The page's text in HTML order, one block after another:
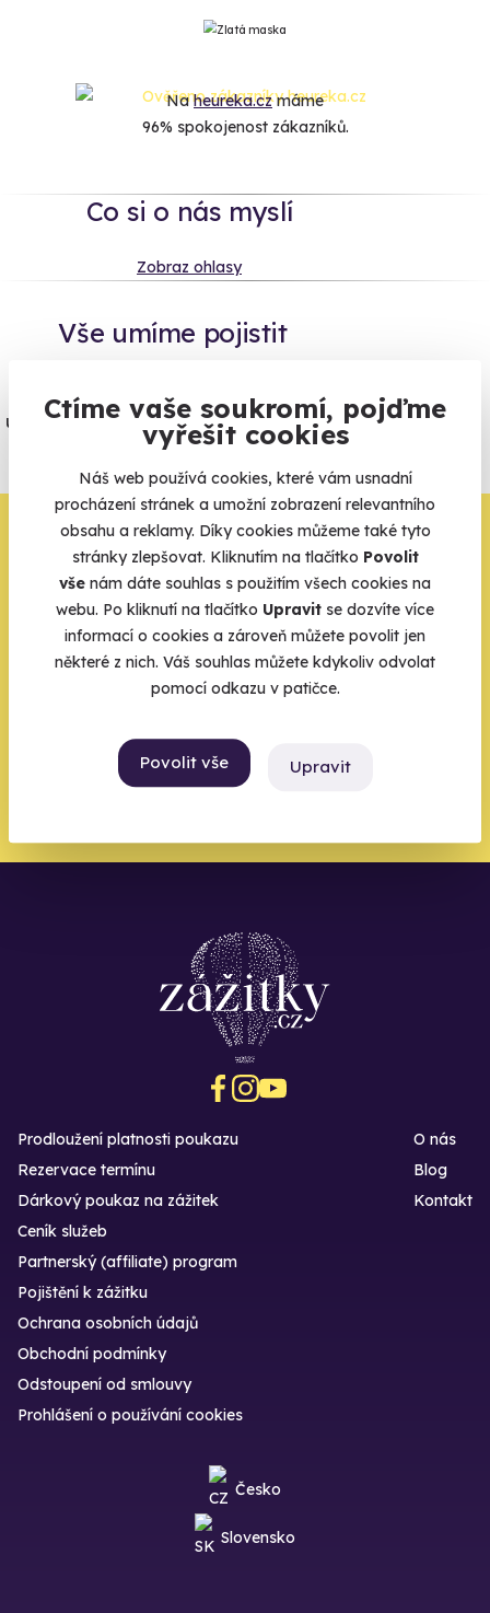
Ctíme vaše soukromí, pojďme
vyřešit cookies
Náš web používá cookies, které vám usnadní
procházení stránek a umožní zobrazení relevantního
obsahu a reklamy. Díky cookies můžeme také tyto
stránky zlepšovat. Kliknutím na tlačítko Povolit
vše nám dáte souhlas s použitím všech cookies na
webu. Po kliknutí na tlačítko Upravit se dozvíte více
informací o cookies a zároveň můžete povolit jen
některé z nich. Váš souhlas můžete kdykoliv odvolat
pomocí odkazu v patičce.
Povolit vše Upravit
Naheureka.czmáme
96% spokojenost zákazníků.
Co si o nás myslí
Zobraz ohlasy
Vše umíme pojistit
Jeden nikdy neví. Máme nejvyšší
úrazové pojištění z nabídky zážitkových
agentur.
Vše o pojištění
Zbývá jeden krok,
zbytek zařídíme my
Váš e-mail je vstupenka do světa, kde se žije naplno. Pojďte
do toho.
Chci být u toho
Prodloužení platnosti poukazu
Rezervace termínu
Dárkový poukaz na zážitek
O nás
Blog
Kontakt
Ceník služeb
Partnerský (affiliate) program
Pojištění k zážitku
Ochrana osobních údajů
Obchodní podmínky
Odstoupení od smlouvy
Prohlášení o používání cookies
Česko
Slovensko